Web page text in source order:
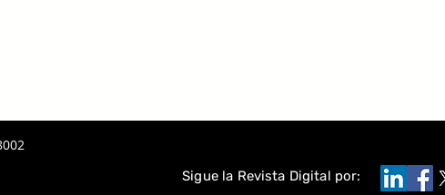
Sigue la Revista Digital por: